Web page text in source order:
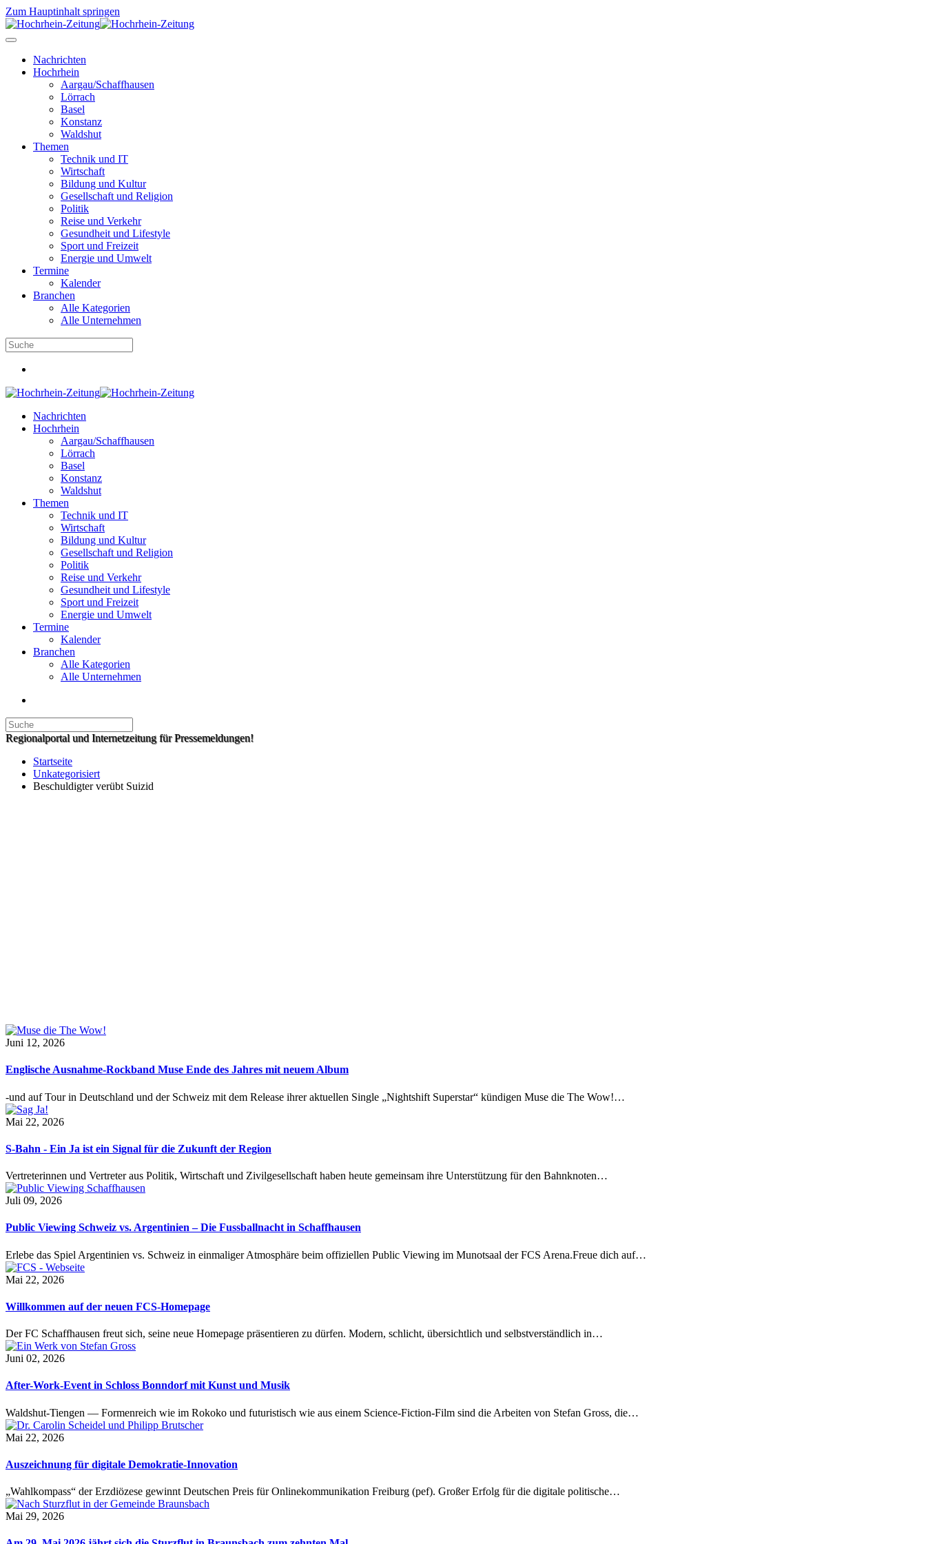
Zum Hauptinhalt springen
Nachrichten
Hochrhein
Aargau/Schaffhausen
Lörrach
Basel
Konstanz
Waldshut
Themen
Technik und IT
Wirtschaft
Bildung und Kultur
Gesellschaft und Religion
Politik
Reise und Verkehr
Gesundheit und Lifestyle
Sport und Freizeit
Energie und Umwelt
Termine
Kalender
Branchen
Alle Kategorien
Alle Unternehmen
Nachrichten
Hochrhein
Aargau/Schaffhausen
Lörrach
Basel
Konstanz
Waldshut
Themen
Technik und IT
Wirtschaft
Bildung und Kultur
Gesellschaft und Religion
Politik
Reise und Verkehr
Gesundheit und Lifestyle
Sport und Freizeit
Energie und Umwelt
Termine
Kalender
Branchen
Alle Kategorien
Alle Unternehmen
Regionalportal und Internetzeitung für Pressemeldungen!
Startseite
Unkategorisiert
Beschuldigter verübt Suizid
Juni 12, 2026
Englische Ausnahme-Rockband Muse Ende des Jahres mit neuem Album
-und auf Tour in Deutschland und der Schweiz mit dem Release ihrer aktuellen Single „Nightshift Superstar“ kündigen Muse die The Wow!…
Mai 22, 2026
S-Bahn - Ein Ja ist ein Signal für die Zukunft der Region
Vertreterinnen und Vertreter aus Politik, Wirtschaft und Zivilgesellschaft haben heute gemeinsam ihre Unterstützung für den Bahnknoten…
Juli 09, 2026
Public Viewing Schweiz vs. Argentinien – Die Fussballnacht in Schaffhausen
Erlebe das Spiel Argentinien vs. Schweiz in einmaliger Atmosphäre beim offiziellen Public Viewing im Munotsaal der FCS Arena.Freue dich auf…
Mai 22, 2026
Willkommen auf der neuen FCS-Homepage
Der FC Schaffhausen freut sich, seine neue Homepage präsentieren zu dürfen. Modern, schlicht, übersichtlich und selbstverständlich in…
Juni 02, 2026
After-Work-Event in Schloss Bonndorf mit Kunst und Musik
Waldshut-Tiengen — Formenreich wie im Rokoko und futuristisch wie aus einem Science-Fiction-Film sind die Arbeiten von Stefan Gross, die…
Mai 22, 2026
Auszeichnung für digitale Demokratie-Innovation
„Wahlkompass“ der Erzdiözese gewinnt Deutschen Preis für Onlinekommunikation Freiburg (pef). Großer Erfolg für die digitale politische…
Mai 29, 2026